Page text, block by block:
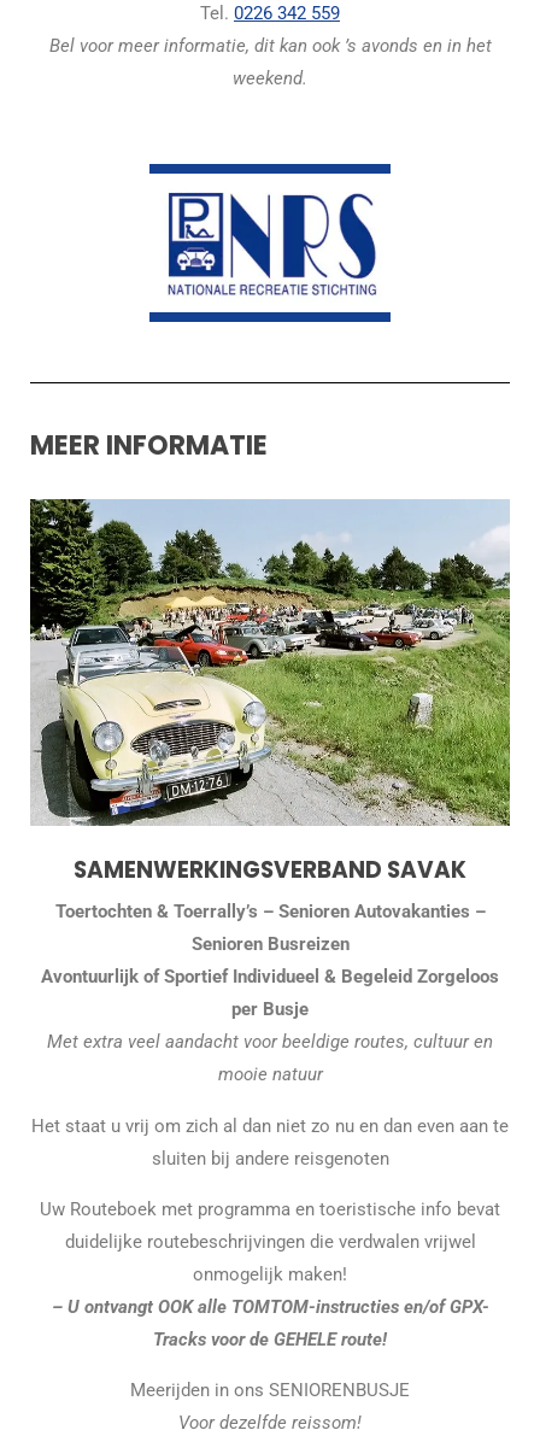
Tel. 0226 342 559
Bel voor meer informatie, dit kan ook ’s avonds en in het
weekend.
MEER INFORMATIE
SAMENWERKINGSVERBAND SAVAK
Toertochten & Toerrally’s – Senioren Autovakanties –
Senioren Busreizen
Avontuurlijk of Sportief Individueel & Begeleid Zorgeloos
per Busje
Met extra veel aandacht voor beeldige routes, cultuur en
mooie natuur
Het staat u vrij om zich al dan niet zo nu en dan even aan te
sluiten bij andere reisgenoten
Uw Routeboek met programma en toeristische info bevat
duidelijke routebeschrijvingen die verdwalen vrijwel
onmogelijk maken!
– U ontvangt OOK alle TOMTOM-instructies en/of GPX-
Tracks voor de GEHELE route!
Meerijden in ons SENIORENBUSJE
Voor dezelfde reissom!